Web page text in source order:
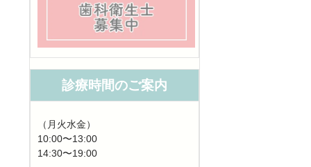
診療時間のご案内
（月火水金）
10:00〜13:00
14:30〜19:00